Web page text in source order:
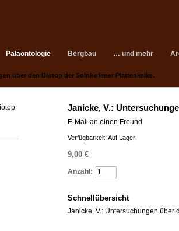
Paläontologie Bergbau … und mehr
über den Biotop der Solnhofener Plattenkalke.
Janicke, V.:
E-Mail an einen Freund
Verfügbarkeit: Auf Lager
9,00 €
Anzahl:
Schnellübersicht
Janicke, V.: Untersuchungen über